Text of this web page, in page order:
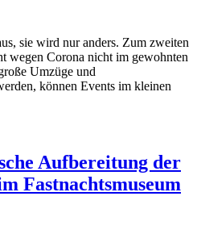
sie wird nur anders. Zum zweiten
wegen Corona nicht im gewohnten
Umzüge und
können Events im kleinen
Aufbereitung der
Fastnachtsmuseum